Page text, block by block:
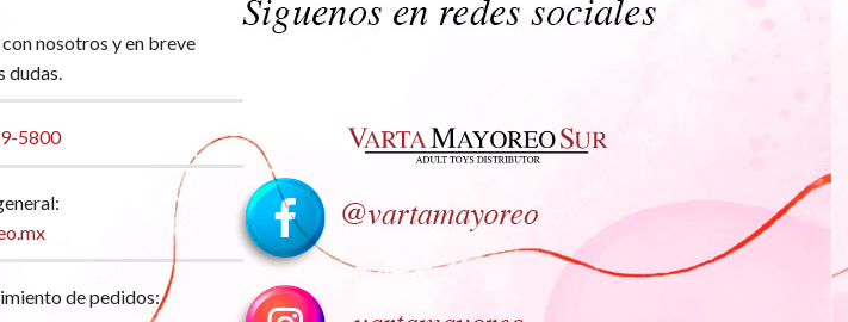
nosotros y en breve
5800
de pedidos: